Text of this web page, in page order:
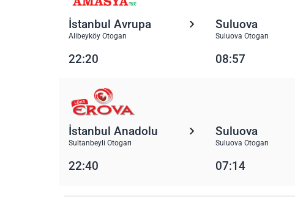
İstanbul Avrupa
Alibeyköy Otogarı
Suluova
Suluova Otogarı
22:20 08:57
İstanbul Anadolu
Sultanbeyli Otogarı
Suluova
Suluova Otogarı
22:40 07:14